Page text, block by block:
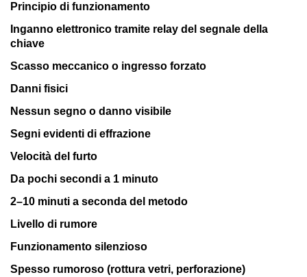
Principio di funzionamento
Inganno elettronico tramite relay del segnale della
chiave
Scasso meccanico o ingresso forzato
Danni fisici
Nessun segno o danno visibile
Segni evidenti di effrazione
Velocità del furto
Da pochi secondi a 1 minuto
2–10 minuti a seconda del metodo
Livello di rumore
Funzionamento silenzioso
Spesso rumoroso (rottura vetri, perforazione)